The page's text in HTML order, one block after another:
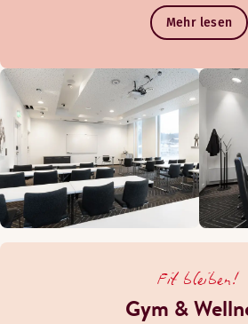
Mehr lesen
Fit bleiben!
Gym &